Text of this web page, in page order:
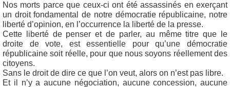
Nos morts parce que ceux-ci ont été assassinés en exerçant
un droit fondamental de notre démocratie républicaine, notre
liberté d’opinion, en l’occurrence la liberté de la presse.
Cette liberté de penser et de parler, au même titre que le
droite de vote, est essentielle pour qu’une démocratie
républicaine soit réelle, pour que nous soyons réellement des
citoyens.
Sans le droit de dire ce que l’on veut, alors on n’est pas libre.
Et il n’y a aucune négociation, aucune concession, aucune